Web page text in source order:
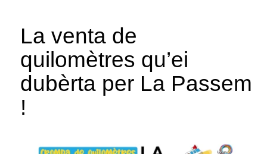
La venta de
quilomètres qu’ei
dubèrta per La Passem
!